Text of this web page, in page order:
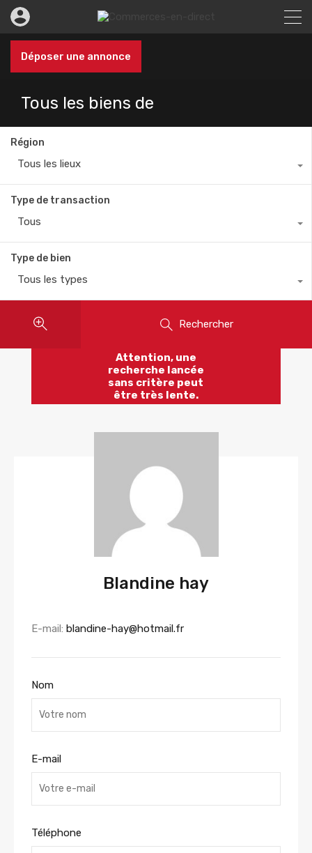
Déposer une annonce
Tous les biens de
Région
Tous les lieux
Type de transaction
Tous
Type de bien
Tous les types
Rechercher
Attention, une
recherche lancée
sans critère peut
être très lente.
Blandine hay
E-mail: blandine-hay@hotmail.fr
Nom
E-mail
Téléphone